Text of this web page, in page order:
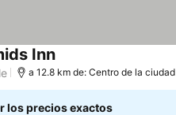
Inn
a 12.8 km de: Centro de la ciudad
los precios exactos